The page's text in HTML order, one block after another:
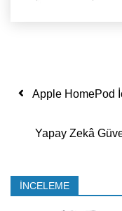
Yazı
Apple HomePod
Yapay Zekâ
İNCELEME